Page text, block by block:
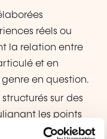
réels ou
la relation entre
et en
en question.
sur des
les points
un point de vue